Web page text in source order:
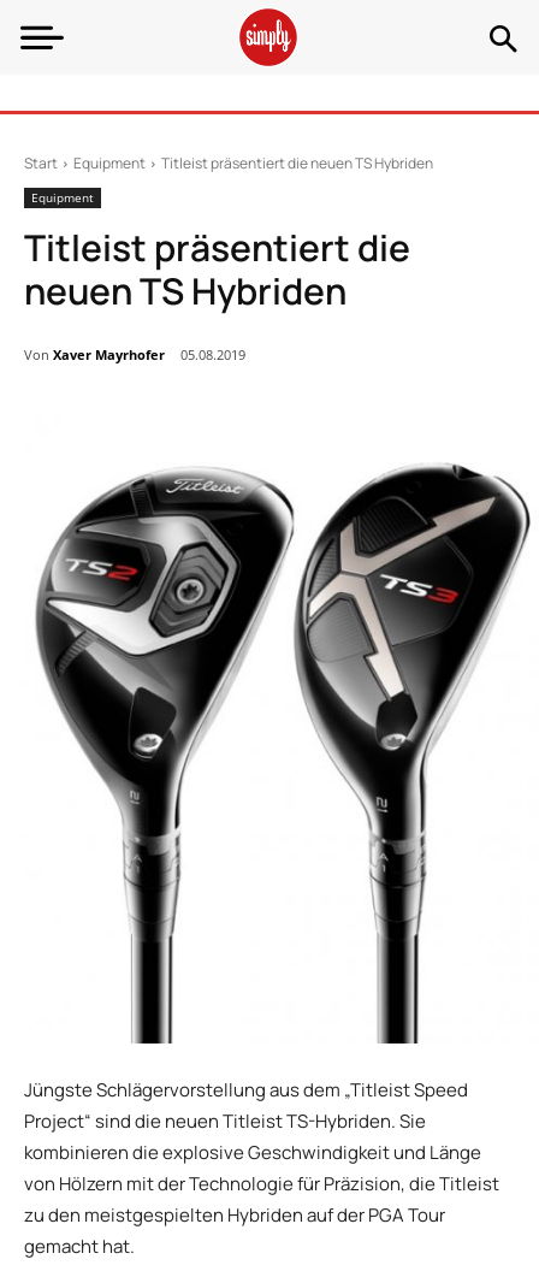
Start Equipment Titleist präsentiert die neuen TS Hybriden
Equipment
Titleist präsentiert die
neuen TS Hybriden
Von Xaver Mayrhofer 05.08.2019
Jüngste Schlägervorstellung aus dem „Titleist Speed ​​
Project“ sind die neuen Titleist TS-Hybriden. Sie
kombinieren die explosive Geschwindigkeit und Länge
von Hölzern mit der Technologie für Präzision, die Titleist
zu den meistgespielten Hybriden auf der PGA Tour
gemacht hat.